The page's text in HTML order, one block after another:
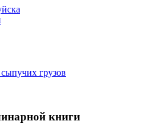
книги